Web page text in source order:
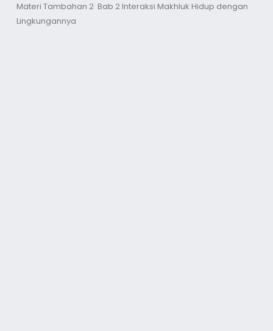
Materi Tambahan 2 Bab 2 Interaksi Makhluk Hidup dengan
Lingkungannya